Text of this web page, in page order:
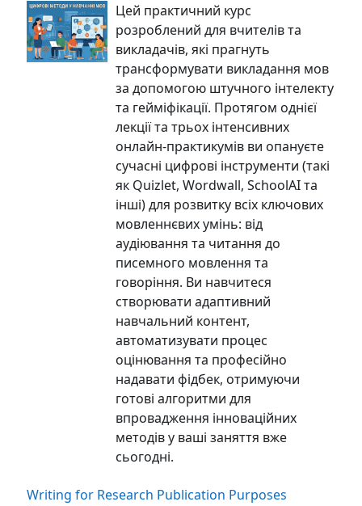
Цей практичний курс
розроблений для вчителів та
викладачів, які прагнуть
трансформувати викладання мов
за допомогою штучного інтелекту
та гейміфікації. Протягом однієї
лекції та трьох інтенсивних
онлайн-практикумів ви опануєте
сучасні цифрові інструменти (такі
як Quizlet, Wordwall, SchoolAI та
інші) для розвитку всіх ключових
мовленнєвих умінь: від
аудіювання та читання до
писемного мовлення та
говоріння. Ви навчитеся
створювати адаптивний
навчальний контент,
автоматизувати процес
оцінювання та професійно
надавати фідбек, отримуючи
готові алгоритми для
впровадження інноваційних
методів у ваші заняття вже
сьогодні.
Writing for Research Publication Purposes